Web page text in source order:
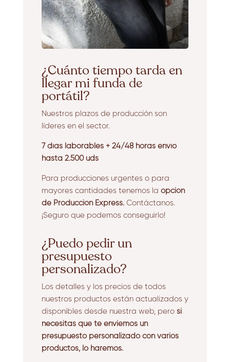
¿Cuánto tiempo tarda en
llegar mi funda de
portátil?
Nuestros plazos de producción son
líderes en el sector.
7 días laborables + 24/48 horas envío
hasta 2.500 uds
Para producciones urgentes o para
mayores cantidades tenemos la opción
de Producción Express.Contáctanos.
¡Seguro que podemos conseguirlo!
¿Puedo pedir un
presupuesto
personalizado?
Los detalles y los precios de todos
nuestros productos están actualizados y
disponibles desde nuestra web, pero si
necesitas que te enviemos un
presupuesto personalizado con varios
productos, lo haremos.